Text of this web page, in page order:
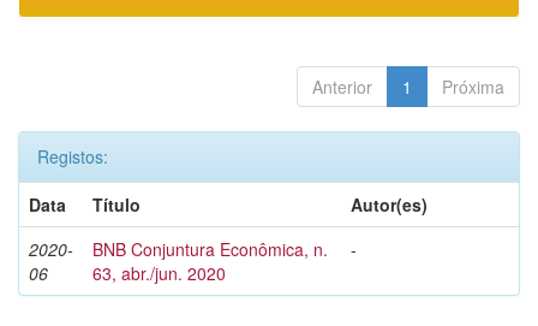
Anterior 1 Próxima
Registos:
Data
Título
Autor(es)
2020-
06
BNB Conjuntura Econômica, n.
63, abr./jun. 2020
-